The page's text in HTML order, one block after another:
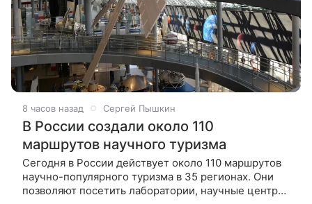
8 часов назад Сергей Пышкин
В России создали около 110
маршрутов научного туризма
Сегодня в России действует около 110 маршрутов
научно-популярного туризма в 35 регионах. Они
позволяют посетить лаборатории, научные центры,